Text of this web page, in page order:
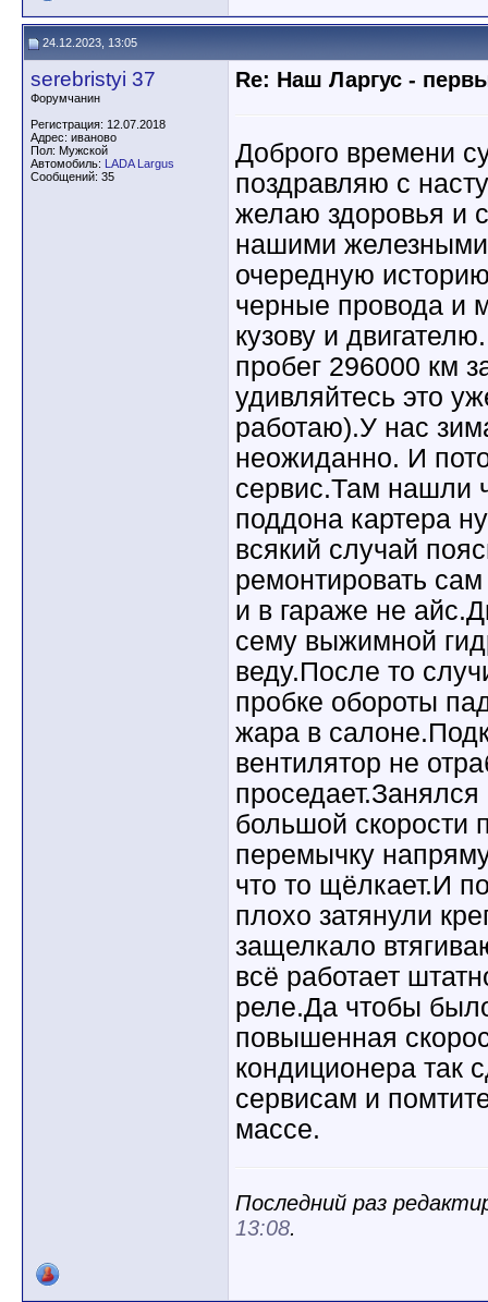
24.12.2023, 13:05
serebristyi 37
Форумчанин
Регистрация: 12.07.2018
Адрес: иваново
Пол: Мужской
Автомобиль: LADA Largus
Сообщений: 35
Re: Наш Ларгус -
Доброго времени
поздравляю с
желаю здоровья и
нашими
очередную
черные провода и
кузову и
пробег 296000 км
удивляйтесь это
работаю).У нас
неожиданно. И
сервис.Там нашли
поддона картера
всякий случай
ремонтировать
и в гараже не
сему выжимной
веду.После то
пробке обороты
жара в
вентилятор не
большой скорости
перемычку
что то щёлкает.И
плохо затянули
защелкало
всё работает
реле.Да чтобы
повышенная
кондиционера так
сервисам и
массе.
Последний раз
13:08.